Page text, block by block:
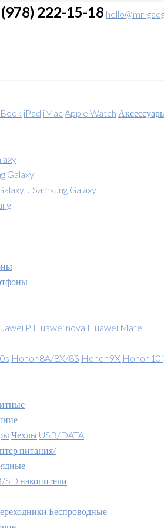
222-15-18 hello@mr-
iPad iMac Apple Watch
Galaxy
J Samsung Galaxy
P Huawei nova Huawei Mate
Honor 8A/8X/8S Honor 9X Honor 10i
Чехлы USB/DATA
питания/
SD накопители
Беспроводные